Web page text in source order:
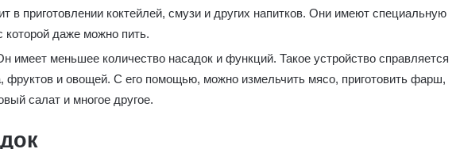
в приготовлении коктейлей, смузи и других напитков. Они имеют специальную
даже можно пить.
имеет меньшее количество насадок и функций. Такое устройство справляется
фруктов и овощей. С его помощью, можно измельчить мясо, приготовить фарш,
салат и многое другое.